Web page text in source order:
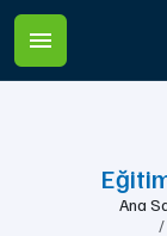
Ana